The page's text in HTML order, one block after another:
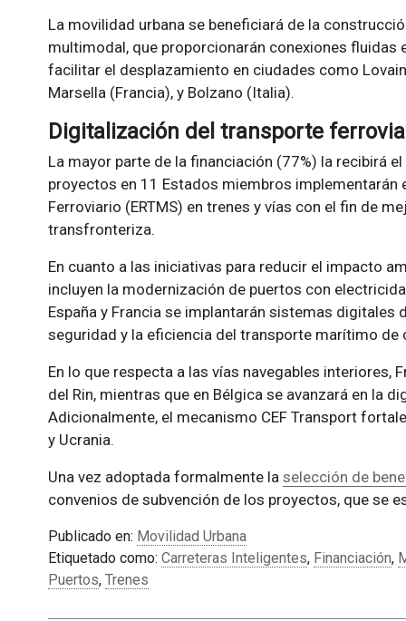
La movilidad urbana se beneficiará de la
multimodal, que proporcionarán conexiones
facilitar el desplazamiento en ciudades como
Marsella (Francia), y Bolzano (Italia).
Digitalización del transporte
La mayor parte de la financiación (77%) la recibirá
proyectos en 11 Estados miembros implementarán
Ferroviario (ERTMS) en trenes y vías con el fin de
transfronteriza.
En cuanto a las iniciativas para reducir el impacto
incluyen la modernización de puertos con
España y Francia se implantarán sistemas
seguridad y la eficiencia del transporte marítimo
En lo que respecta a las vías navegables interiores,
del Rin, mientras que en Bélgica se avanzará en la
Adicionalmente, el mecanismo CEF Transport
y Ucrania.
Una vez adoptada formalmente la selección de
convenios de subvención de los proyectos, que se
Publicado en: Movilidad Urbana
Etiquetado como: Carreteras Inteligentes, Financiación,
Puertos, Trenes